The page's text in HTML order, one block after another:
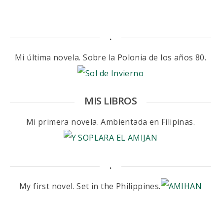
.
Mi última novela. Sobre la Polonia de los años 80.
MIS LIBROS
Mi primera novela. Ambientada en Filipinas.
.
My first novel. Set in the Philippines.